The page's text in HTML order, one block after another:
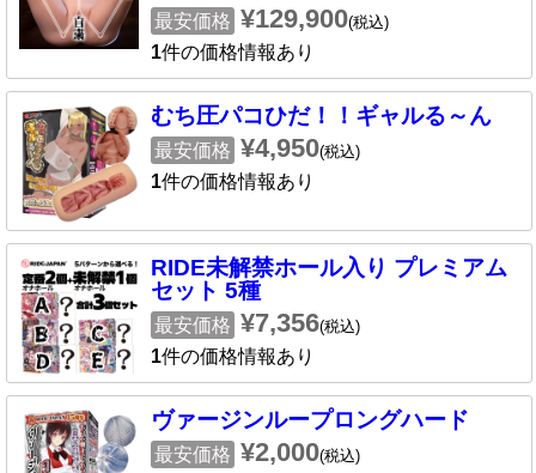
最安価格 ¥129,900(税込)
1件の価格情報あり
むち圧パコひだ！！ギャルる～ん
最安価格 ¥4,950(税込)
1件の価格情報あり
RIDE未解禁ホール入り プレミアム
セット 5種
最安価格 ¥7,356(税込)
1件の価格情報あり
ヴァージンループロングハード
最安価格 ¥2,000(税込)